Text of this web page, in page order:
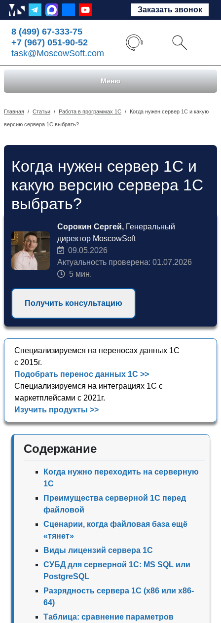
Заказать звонок
8 (499) 67-333-75
+7 (967) 051-90-52
task@MoscowSoft.com
Меню
Главная / Статьи / Работа в программах 1С / Когда нужен сервер 1С и какую
версию сервера 1С выбрать?
Когда нужен сервер 1С и
какую версию сервера 1С
выбрать?
Сорокин Сергей, Генеральный
директор MoscowSoft
09.05.2026
Актуальность проверена: 01.07.2026
5 мин.
Получить консультацию
Специализируемся на переносах данных 1С
с 2015г.
Подобрать перенос данных 1С >>
Специализируемся на интеграциях 1С с
маркетплейсами с 2021г.
Изучить продукты >>
Содержание
Когда нужно переходить на серверную
1С
Преимущества серверной 1С перед
файловой
Сценарии, когда файловая база ещё
«тянет»
Виды лицензий сервера 1С
СУБД для серверной 1С: MS SQL или
PostgreSQL
Разрядность сервера 1С (x86 или x86-
64)
Таблица: сравнение параметров